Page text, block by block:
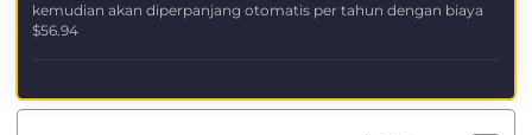
kemudian akan diperpanjang otomatis per tahun dengan biaya
$56.94